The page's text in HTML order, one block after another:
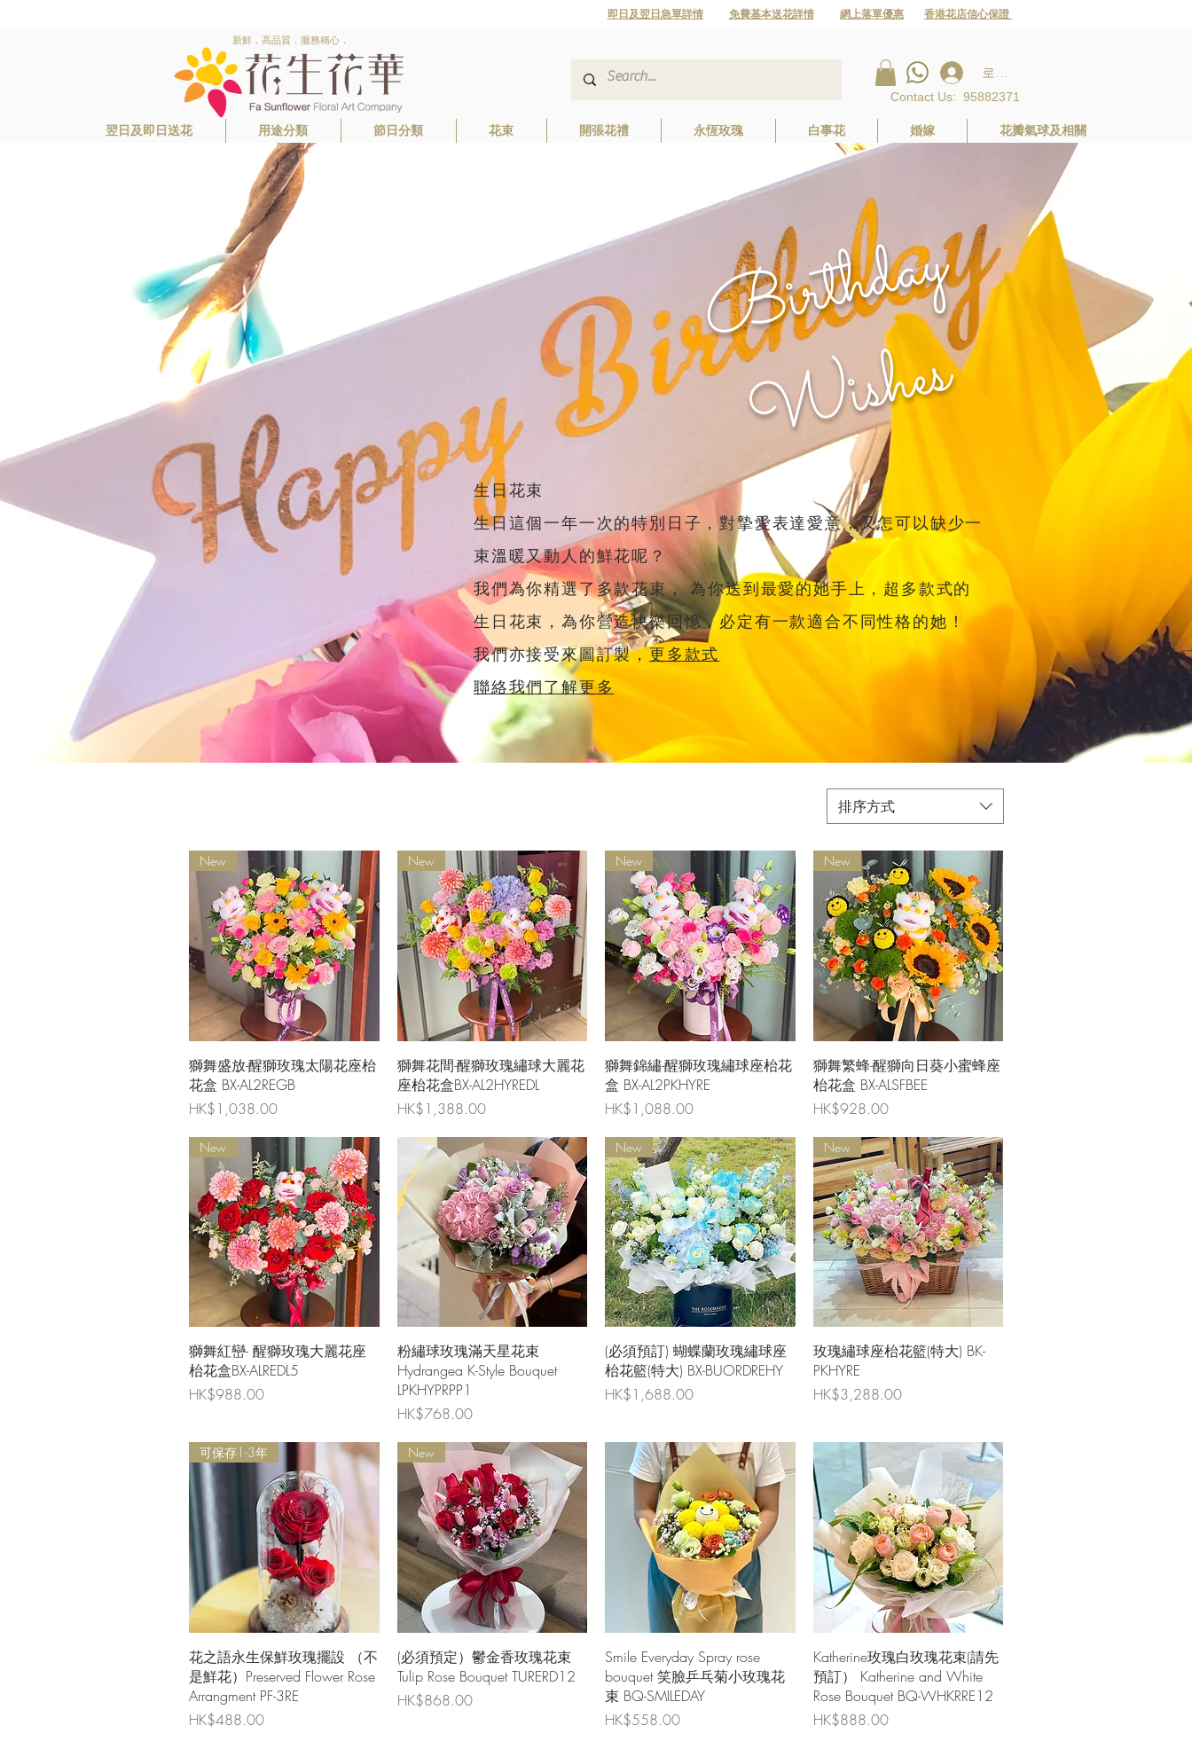
即日及翌日急單詳情 免費基本送花詳情 網上落單優惠 香港花店信心保證
新鮮．高品質．服務稱心．
로그인
Contact Us: 95882371
翌日及即日送花 用途分類 節日分類 花束 開張花禮 永恆玫瑰 白事花 婚嫁 花瓣氣球及相關
B
i
r
t
h
d
a
y
W
i
s
h
e
s
生日花束
生日這個一年一次的特別日子，對摯愛表達愛意，又怎可以缺少一
束溫暖又動人的鮮花呢？
我們為你精選了多款花束， 為你送到最愛的她手上，超多款式的
生日花束，為你營造快樂回憶，必定有一款適合不同性格的她！
我們亦接受來圖訂製，更多款式
聯絡我們了解更多
排序方式
快速瀏覽
New
獅舞盛放-醒獅玫瑰太陽花座枱
花盒 BX-AL2REGB
價格
HK$1,038.00
快速瀏覽
New
獅舞花間-醒獅玫瑰繡球大麗花
座枱花盒BX-AL2HYREDL
價格
HK$1,388.00
快速瀏覽
New
獅舞錦繡-醒獅玫瑰繡球座枱花
盒 BX-AL2PKHYRE
價格
HK$1,088.00
快速瀏覽
New
獅舞繁蜂-醒獅向日葵小蜜蜂座
枱花盒 BX-ALSFBEE
價格
HK$928.00
快速瀏覽
New
獅舞紅巒- 醒獅玫瑰大麗花座
枱花盒BX-ALREDL5
價格
HK$988.00
快速瀏覽
粉繡球玫瑰滿天星花束
Hydrangea K-Style Bouquet
LPKHYPRPP1
價格
HK$768.00
快速瀏覽
New
(必須預訂) 蝴蝶蘭玫瑰繡球座
枱花籃(特大) BX-BUORDREHY
價格
HK$1,688.00
快速瀏覽
New
玫瑰繡球座枱花籃(特大) BK-
PKHYRE
價格
HK$3,288.00
快速瀏覽
可保存1-3年
花之語永生保鮮玫瑰擺設 （不
是鮮花）Preserved Flower Rose
Arrangment PF-3RE
價格
HK$488.00
快速瀏覽
New
(必須預定）鬱金香玫瑰花束
Tulip Rose Bouquet TURERD12
價格
HK$868.00
快速瀏覽
Smile Everyday Spray rose
bouquet 笑臉乒乓菊小玫瑰花
束 BQ-SMILEDAY
價格
HK$558.00
快速瀏覽
Katherine玫瑰白玫瑰花束(請先
預訂） Katherine and White
Rose Bouquet BQ-WHKRRE12
價格
HK$888.00